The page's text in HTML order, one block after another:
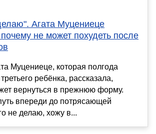
Агата Муцениеце
не может похудеть после
Муцениеце, которая полгода
ребёнка, рассказала,
вернуться в прежнюю форму.
впереди до потрясающей
не делаю, хожу в...